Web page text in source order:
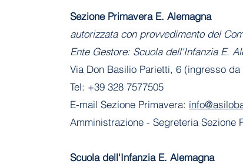
Sezione Primavera E. Alemagna
autorizzata con provvedimento del
Ente Gestore: Scuola dell'Infanzia E.
Via Don Basilio Parietti, 6 (ingresso
Tel: +39 328 7577505
E-mail Sezione Primavera:
Amministrazione - Segreteria Sezione
​Scuola dell'Infanzia E. Alemagna